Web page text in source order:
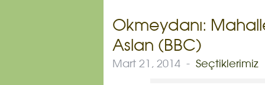
Okmeydanı:
Aslan (BBC)
Mart 21, 2014 - Seçtiklerimiz